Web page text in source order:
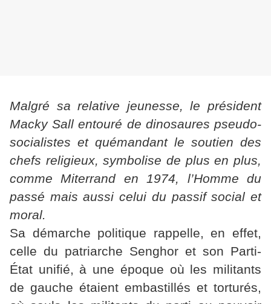
Malgré sa relative jeunesse, le président
Macky Sall entouré de dinosaures pseudo-
socialistes et quémandant le soutien des
chefs religieux, symbolise de plus en plus,
comme Miterrand en 1974, l’Homme du
passé mais aussi celui du passif social et
moral.
Sa démarche politique rappelle, en effet,
celle du patriarche Senghor et son Parti-
État unifié, à une époque où les militants
de gauche étaient embastillés et torturés,